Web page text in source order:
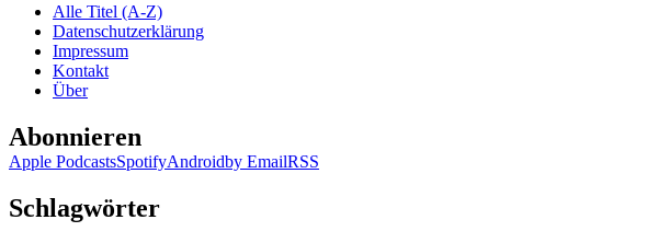
Alle Titel (A-Z)
Datenschutzerklärung
Impressum
Kontakt
Über
Abonnieren
Apple PodcastsSpotifyAndroidby EmailRSS
Schlagwörter